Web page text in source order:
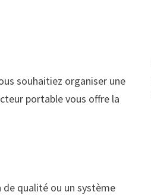
souhaitiez organiser une
portable vous offre la
de qualité ou un système